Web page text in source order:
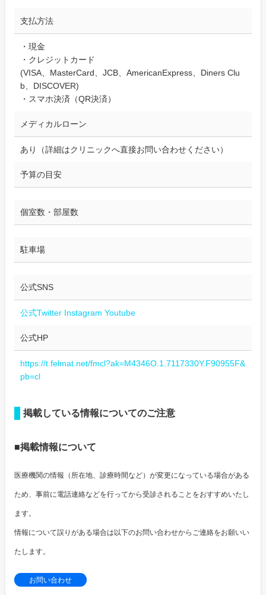
支払方法
・現金
・クレジットカード
(VISA、MasterCard、JCB、AmericanExpress、Diners Clu
b、DISCOVER)
・スマホ決済（QR決済）
メディカルローン
あり（詳細はクリニックへ直接お問い合わせください）
予算の目安
個室数・部屋数
駐車場
公式SNS
公式Twitter Instagram Youtube
公式HP
https://t.felmat.net/fmcl?ak=M4346O.1.7117330Y.F90955F&
pb=cl
掲載している情報についてのご注意
■掲載情報について
医療機関の情報（所在地、診療時間など）が変更になっている場合がある
ため、事前に電話連絡などを行ってから受診されることをおすすめいたし
ます。
情報について誤りがある場合は以下のお問い合わせからご連絡をお願いい
たします。
お問い合わせ